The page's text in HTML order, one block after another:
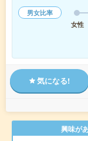
男女比率
女性
気になる!
興味が